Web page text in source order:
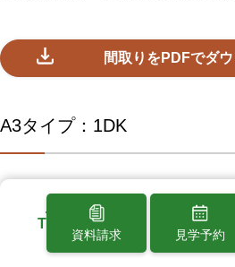
間取りをPDFでダ
A3タイプ：1DK
TOP
資料請求 見学予約